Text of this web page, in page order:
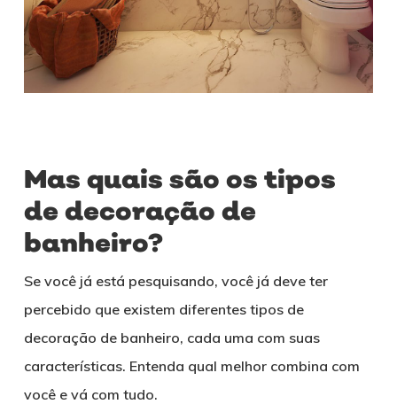
Mas quais são os tipos
de decoração de
banheiro?
Se você já está pesquisando, você já deve ter
percebido que existem diferentes tipos de
decoração de banheiro, cada uma com suas
características. Entenda qual melhor combina com
você e vá com tudo.